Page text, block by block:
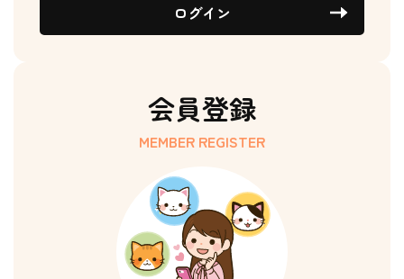
ログイン
会員登録
MEMBER REGISTER